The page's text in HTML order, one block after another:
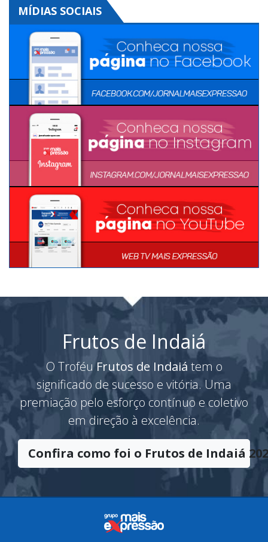
MÍDIAS SOCIAIS
Frutos de Indaiá
O Troféu Frutos de Indaiá tem o
significado de sucesso e vitória. Uma
premiação pelo esforço contínuo e coletivo
em direção à excelência.
Confira como foi o Frutos de Indaiá